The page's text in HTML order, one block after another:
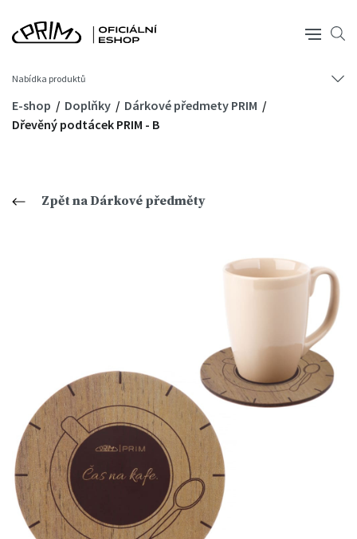
Nabídka produktů
E-shop Doplňky
Dárkové předmety PRIM
Dřevěný podtácek PRIM - B
Zpět na Dárkové předměty